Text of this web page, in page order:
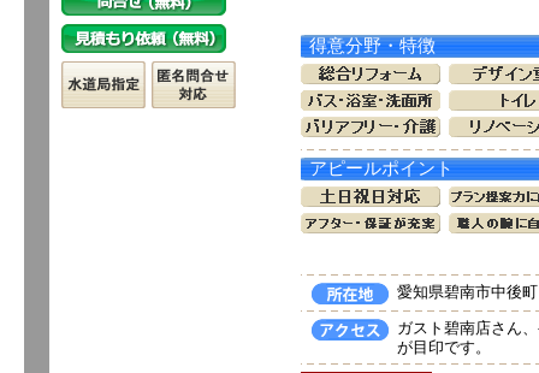
得意分野・特徴
アピールポイント
愛知県碧南市中後
ガスト碧南店さん
が目印です。